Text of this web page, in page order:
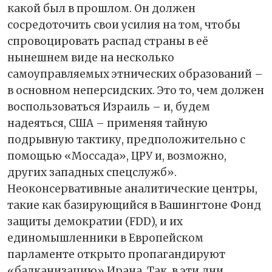
какой был в прошлом. Он должен
сосредоточить свои усилия на том, чтобы
спровоцировать распад страны в её
нынешнем виде на несколько
самоуправляемых этнических образований –
в основном неперсидских. Это то, чем должен
воспользоваться Израиль – и, будем
надеяться, США – применяя тайную
подрывную тактику, предположительно с
помощью «Моссада», ЦРУ и, возможно,
других западных спецслужб».
Неоконсервативные аналитические центры,
такие как базирующийся в Вашингтоне Фонд
защиты демократии (FDD), и их
единомышленники в Европейском
парламенте открыто пропагандируют